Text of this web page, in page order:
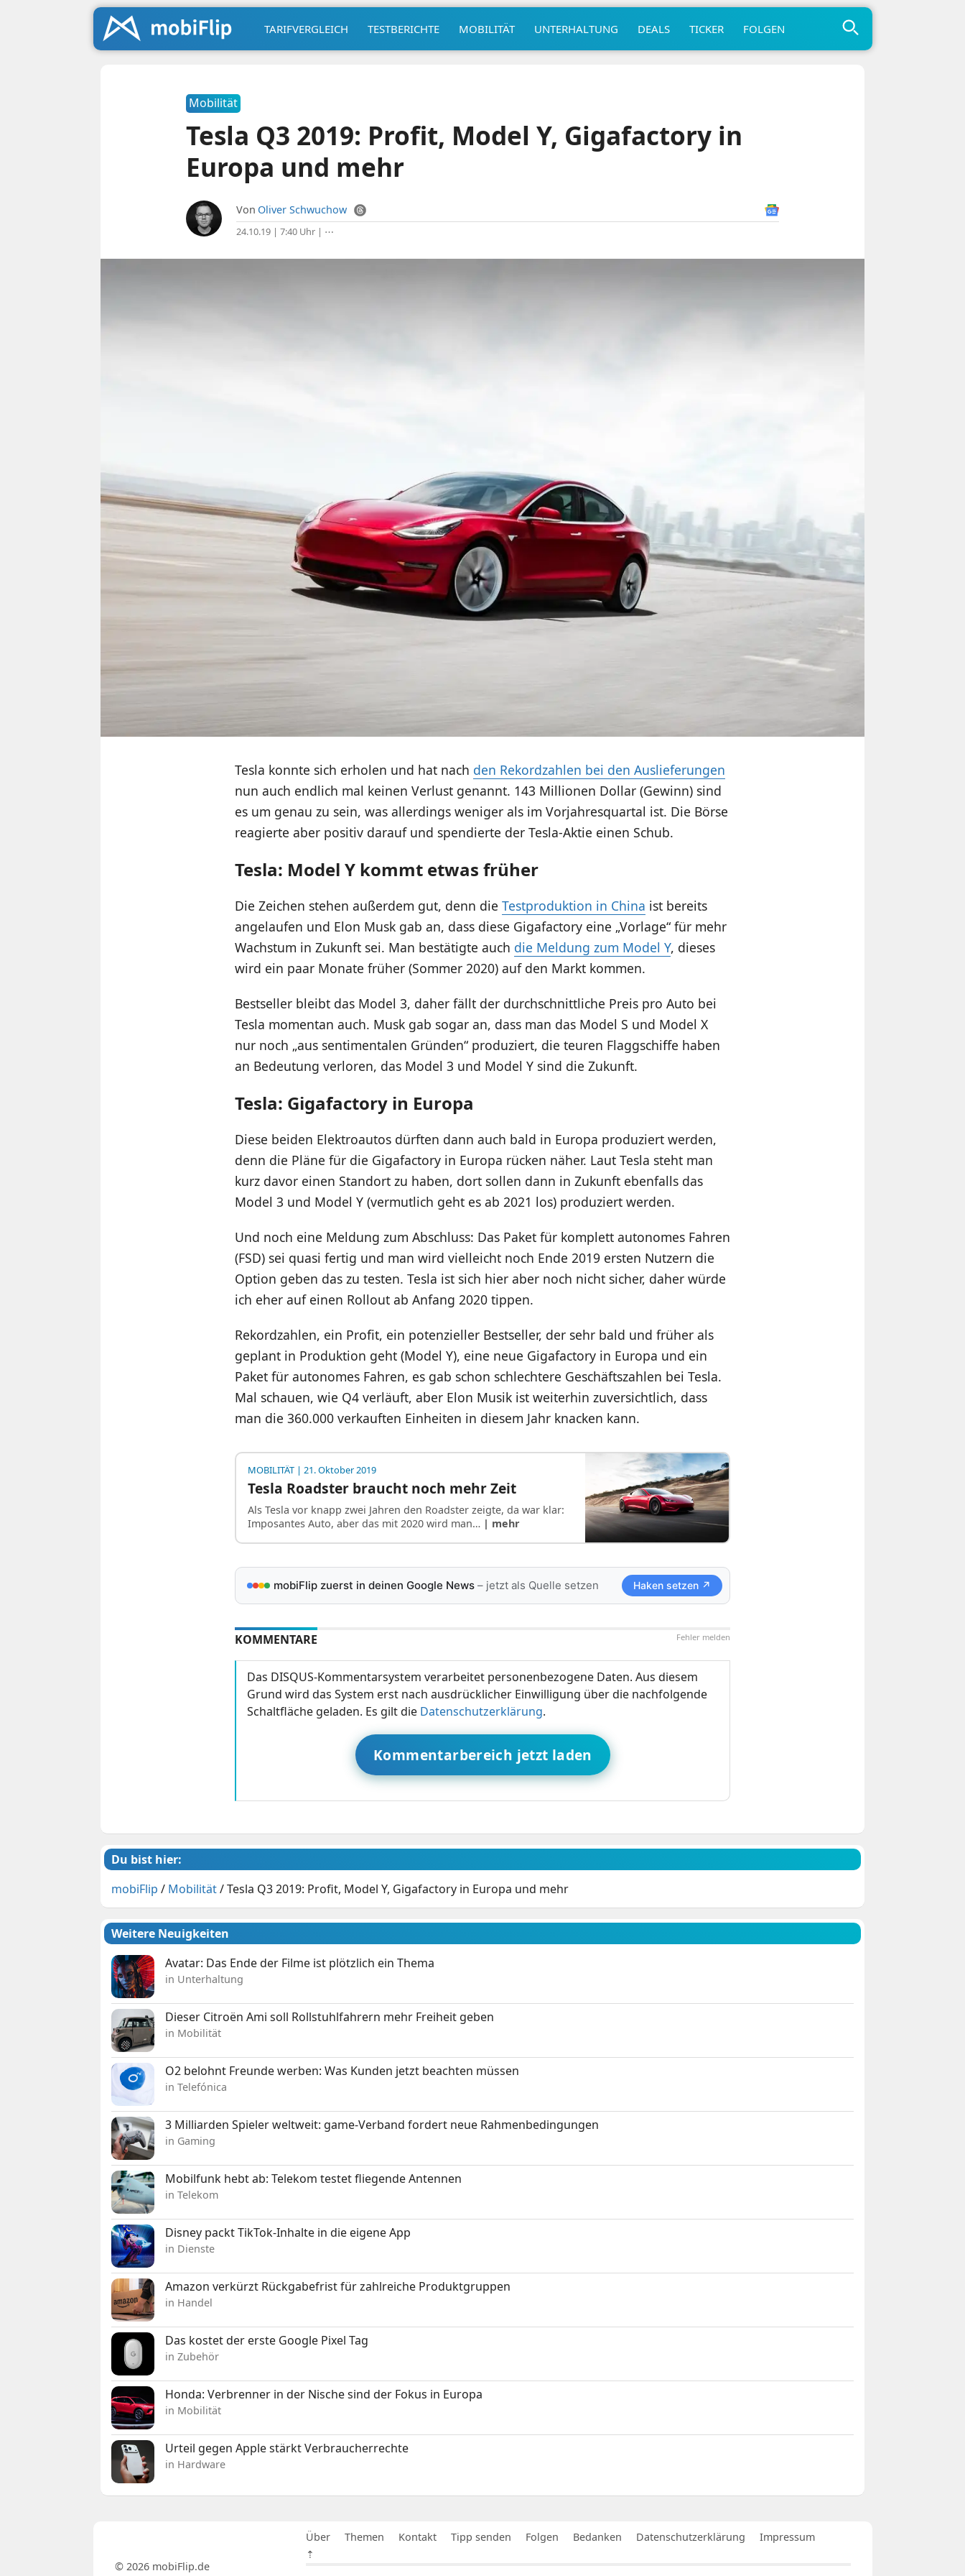
TARIFVERGLEICH TESTBERICHTE MOBILITÄT UNTERHALTUNG DEALS TICKER FOLGEN
Mobilität
Tesla Q3 2019: Profit, Model Y, Gigafactory in
Europa und mehr
Von Oliver Schwuchow
24.10.19 | 7:40 Uhr| ⋯
Tesla konnte sich erholen und hat nach den Rekordzahlen bei den Auslieferungen
nun auch endlich mal keinen Verlust genannt. 143 Millionen Dollar (Gewinn) sind
es um genau zu sein, was allerdings weniger als im Vorjahresquartal ist. Die Börse
reagierte aber positiv darauf und spendierte der Tesla-Aktie einen Schub.
Tesla: Model Y kommt etwas früher
Die Zeichen stehen außerdem gut, denn die Testproduktion in China ist bereits
angelaufen und Elon Musk gab an, dass diese Gigafactory eine „Vorlage“ für mehr
Wachstum in Zukunft sei. Man bestätigte auch die Meldung zum Model Y, dieses
wird ein paar Monate früher (Sommer 2020) auf den Markt kommen.
Bestseller bleibt das Model 3, daher fällt der durchschnittliche Preis pro Auto bei
Tesla momentan auch. Musk gab sogar an, dass man das Model S und Model X
nur noch „aus sentimentalen Gründen“ produziert, die teuren Flaggschiffe haben
an Bedeutung verloren, das Model 3 und Model Y sind die Zukunft.
Tesla: Gigafactory in Europa
Diese beiden Elektroautos dürften dann auch bald in Europa produziert werden,
denn die Pläne für die Gigafactory in Europa rücken näher. Laut Tesla steht man
kurz davor einen Standort zu haben, dort sollen dann in Zukunft ebenfalls das
Model 3 und Model Y (vermutlich geht es ab 2021 los) produziert werden.
Und noch eine Meldung zum Abschluss: Das Paket für komplett autonomes Fahren
(FSD) sei quasi fertig und man wird vielleicht noch Ende 2019 ersten Nutzern die
Option geben das zu testen. Tesla ist sich hier aber noch nicht sicher, daher würde
ich eher auf einen Rollout ab Anfang 2020 tippen.
Rekordzahlen, ein Profit, ein potenzieller Bestseller, der sehr bald und früher als
geplant in Produktion geht (Model Y), eine neue Gigafactory in Europa und ein
Paket für autonomes Fahren, es gab schon schlechtere Geschäftszahlen bei Tesla.
Mal schauen, wie Q4 verläuft, aber Elon Musik ist weiterhin zuversichtlich, dass
man die 360.000 verkauften Einheiten in diesem Jahr knacken kann.
MOBILITÄT| 21. Oktober 2019
Tesla Roadster braucht noch mehr Zeit
Als Tesla vor knapp zwei Jahren den Roadster zeigte, da war klar:
Imposantes Auto, aber das mit 2020 wird man… | mehr
mobiFlip zuerst in deinen Google News– jetzt als Quelle setzen Haken setzen ↗
Fehler melden
KOMMENTARE
Das DISQUS-Kommentarsystem verarbeitet personenbezogene Daten. Aus diesem
Grund wird das System erst nach ausdrücklicher Einwilligung über die nachfolgende
Schaltfläche geladen. Es gilt die Datenschutzerklärung.
Kommentarbereich jetzt laden
Du bist hier:
mobiFlip / Mobilität/Tesla Q3 2019: Profit, Model Y, Gigafactory in Europa und mehr
Weitere Neuigkeiten
Avatar: Das Ende der Filme ist plötzlich ein Thema
in Unterhaltung
Dieser Citroën Ami soll Rollstuhlfahrern mehr Freiheit geben
in Mobilität
O2 belohnt Freunde werben: Was Kunden jetzt beachten müssen
in Telefónica
3 Milliarden Spieler weltweit: game-Verband fordert neue Rahmenbedingungen
in Gaming
Mobilfunk hebt ab: Telekom testet fliegende Antennen
in Telekom
Disney packt TikTok-Inhalte in die eigene App
in Dienste
Amazon verkürzt Rückgabefrist für zahlreiche Produktgruppen
in Handel
Das kostet der erste Google Pixel Tag
in Zubehör
Honda: Verbrenner in der Nische sind der Fokus in Europa
in Mobilität
Urteil gegen Apple stärkt Verbraucherrechte
in Hardware
Über Themen Kontakt Tipp senden Folgen Bedanken Datenschutzerklärung
Impressum
⇡
© 2026 mobiFlip.de